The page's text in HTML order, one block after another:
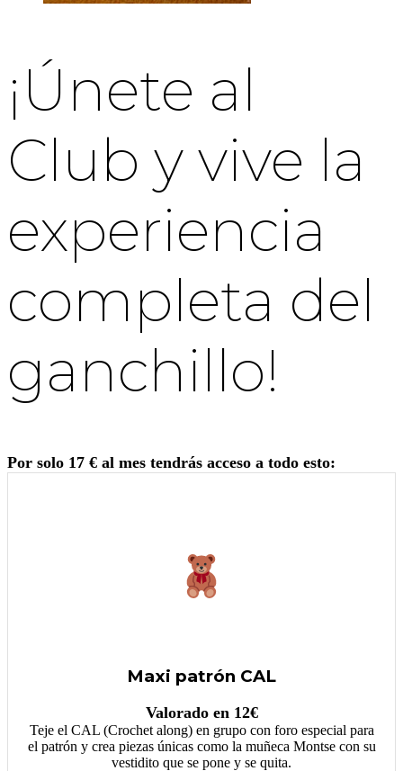
¡Únete al
Club y vive la
experiencia
completa del
ganchillo!
Por solo 17 € al mes tendrás acceso a todo esto:
Maxi patrón CAL
Valorado en 12€
Teje el CAL (Crochet along) en grupo con foro especial para
el patrón y crea piezas únicas como la muñeca Montse con su
vestidito que se pone y se quita.